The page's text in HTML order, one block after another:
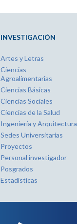
INVESTIGACIÓN
Artes y Letras
Ciencias
Agroalimentarias
Ciencias Básicas
Ciencias Sociales
Ciencias de la Salud
Ingeniería y Arquitectura
Sedes Universitarias
Proyectos
Personal investigador
Posgrados
Estadísticas